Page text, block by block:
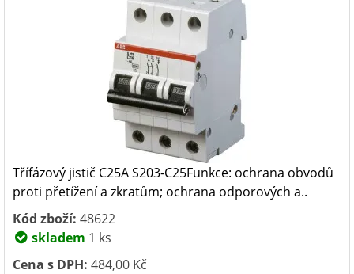
Třífázový jistič C25A S203-C25Funkce: ochrana obvodů
proti přetížení a zkratům; ochrana odporových a..
Kód zboží: 48622
skladem 1 ks
Cena s DPH: 484,00 Kč